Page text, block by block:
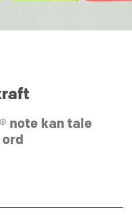
note kan tale